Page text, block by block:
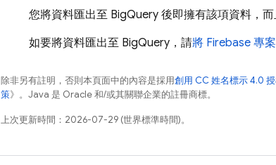
您將資料匯出至 BigQuery 後即擁有該項資料，
如要將資料匯出至 BigQuery ，請將 Firebase 專
除非另有註明，否則本頁面中的內容是採用創用 CC 姓名標示 4.0
策》。Java 是 Oracle 和/或其關聯企業的註冊商標。
上次更新時間：2026-07-29 (世界標準時間)。